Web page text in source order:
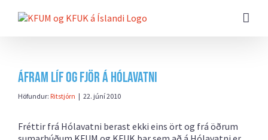
beint
Áfram líf og fjör á Hólavatni
Höfundur: Ritstjórn | 22. júní 2010
Fréttir frá Hólavatni berast ekki eins ört og frá öðrum